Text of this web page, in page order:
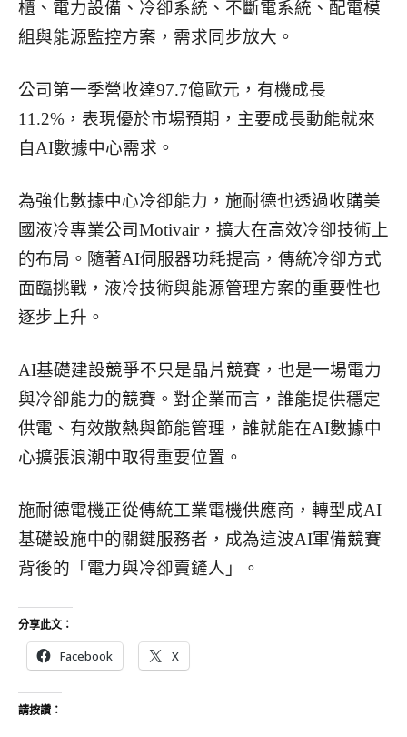
櫃、電力設備、冷卻系統、不斷電系統、配電模
組與能源監控方案，需求同步放大。
公司第一季營收達97.7億歐元，有機成長
11.2%，表現優於市場預期，主要成長動能就來
自AI數據中心需求。
為強化數據中心冷卻能力，施耐德也透過收購美
國液冷專業公司Motivair，擴大在高效冷卻技術上
的布局。隨著AI伺服器功耗提高，傳統冷卻方式
面臨挑戰，液冷技術與能源管理方案的重要性也
逐步上升。
AI基礎建設競爭不只是晶片競賽，也是一場電力
與冷卻能力的競賽。對企業而言，誰能提供穩定
供電、有效散熱與節能管理，誰就能在AI數據中
心擴張浪潮中取得重要位置。
施耐德電機正從傳統工業電機供應商，轉型成AI
基礎設施中的關鍵服務者，成為這波AI軍備競賽
背後的「電力與冷卻賣鏟人」。
分享此文：
Facebook X
請按讚：